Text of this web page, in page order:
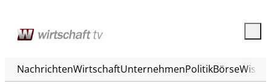
NachrichtenWirtschaftUnternehmenPolitikBörse